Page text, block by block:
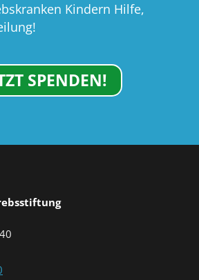
Kindern Hilfe,
SPENDEN!